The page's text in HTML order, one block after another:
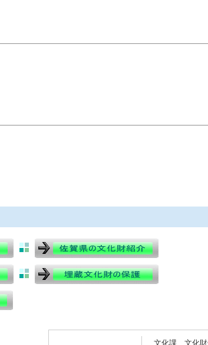
文化課 文化財